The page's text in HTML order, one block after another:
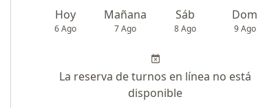
Hoy
6 Ago
Mañana
7 Ago
Sáb
8 Ago
Dom
9 Ago
La reserva de turnos en línea no está
disponible